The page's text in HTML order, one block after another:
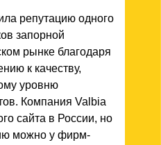
репутацию одного
запорной
рынке благодаря
к качеству,
уровню
Компания Valbia
сайта в России, но
можно у фирм-